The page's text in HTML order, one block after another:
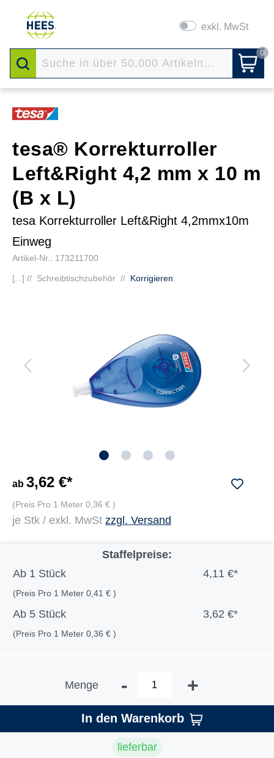
exkl. MwSt
0
tesa® Korrekturroller
Left&Right 4,2 mm x 10 m
(B x L)
tesa Korrekturroller Left&Right 4,2mmx10m
Einweg
Artikel-Nr.: 173211700
[...] // Schreibtischzubehör // Korrigieren
ab 3,62 €*
(Preis Pro 1 Meter 0,36 € )
je Stk / exkl. MwSt zzgl. Versand
Staffelpreise:
Ab 1 Stück 4,11 €*
(Preis Pro 1 Meter 0,41 € )
Ab 5 Stück 3,62 €*
(Preis Pro 1 Meter 0,36 € )
Menge - +
In den Warenkorb
lieferbar